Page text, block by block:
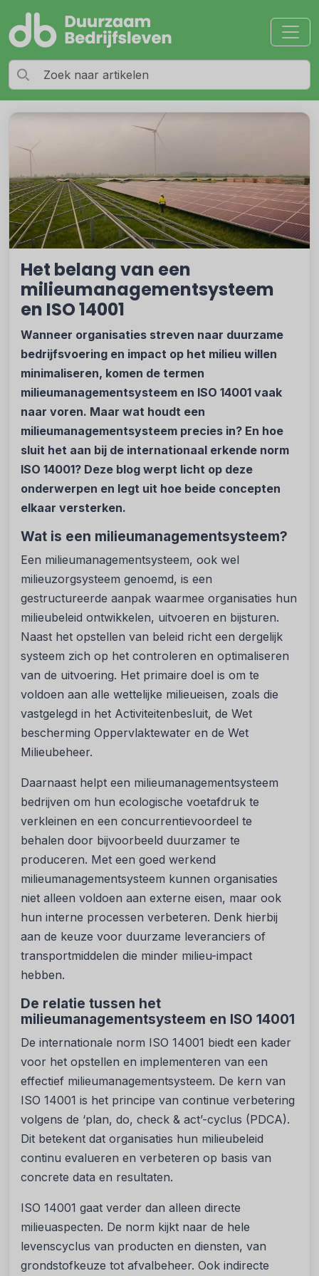
Het belang van een
milieumanagementsysteem
en ISO 14001
Wanneer organisaties streven naar duurzame
bedrijfsvoering en impact op het milieu willen
minimaliseren, komen de termen
milieumanagementsysteem en ISO 14001 vaak
naar voren. Maar wat houdt een
milieumanagementsysteem precies in? En hoe
sluit het aan bij de internationaal erkende norm
ISO 14001? Deze blog werpt licht op deze
onderwerpen en legt uit hoe beide concepten
elkaar versterken.
Wat is een milieumanagementsysteem?
Een milieumanagementsysteem, ook wel
milieuzorgsysteem genoemd, is een
gestructureerde aanpak waarmee organisaties hun
milieubeleid ontwikkelen, uitvoeren en bijsturen.
Naast het opstellen van beleid richt een dergelijk
systeem zich op het controleren en optimaliseren
van de uitvoering. Het primaire doel is om te
voldoen aan alle wettelijke milieueisen, zoals die
vastgelegd in het Activiteitenbesluit, de Wet
bescherming Oppervlaktewater en de Wet
Milieubeheer.
Daarnaast helpt een milieumanagementsysteem
bedrijven om hun ecologische voetafdruk te
verkleinen en een concurrentievoordeel te
behalen door bijvoorbeeld duurzamer te
produceren. Met een goed werkend
milieumanagementsysteem kunnen organisaties
niet alleen voldoen aan externe eisen, maar ook
hun interne processen verbeteren. Denk hierbij
aan de keuze voor duurzame leveranciers of
transportmiddelen die minder milieu-impact
hebben.
De relatie tussen het
milieumanagementsysteem en ISO 14001
De internationale norm ISO 14001 biedt een kader
voor het opstellen en implementeren van een
effectief milieumanagementsysteem. De kern van
ISO 14001 is het principe van continue verbetering
volgens de ‘plan, do, check & act’-cyclus (PDCA).
Dit betekent dat organisaties hun milieubeleid
continu evalueren en verbeteren op basis van
concrete data en resultaten.
ISO 14001 gaat verder dan alleen directe
milieuaspecten. De norm kijkt naar de hele
levenscyclus van producten en diensten, van
grondstofkeuze tot afvalbeheer. Ook indirecte